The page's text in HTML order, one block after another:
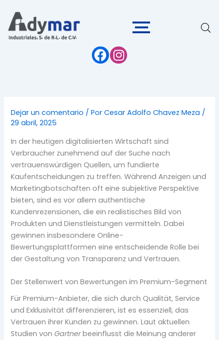
contenido
Dejar un comentario / PorCesar Adolfo Chavez Meza /
29 abril, 2025
In der heutigen digitalisierten Wirtschaft sind
Verbraucher zunehmend auf der Suche nach
vertrauenswürdigen Quellen, um fundierte
Kaufentscheidungen zu treffen. Während Anzeigen und
Marketingbotschaften oft eine subjektive Perspektive
bieten, sind es vor allem authentische
Kundenrezensionen, die ein realistisches Bild von
Produkten und Dienstleistungen vermitteln. Dabei
gewinnen insbesondere Online-
Bewertungsplattformen eine entscheidende Rolle bei
der Gestaltung von Transparenz und Vertrauen.
Der Stellenwert von Bewertungen im Premium-Segment
Für Premium-Anbieter, die sich durch Qualität, Service
und Exklusivität differenzieren, ist es essenziell, das
Vertrauen ihrer Kunden zu gewinnen. Laut aktuellen
Studien vonGartnerbeeinflusst die Meinung anderer